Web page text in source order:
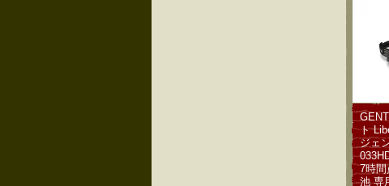
ト
ジェ
7時
池 専